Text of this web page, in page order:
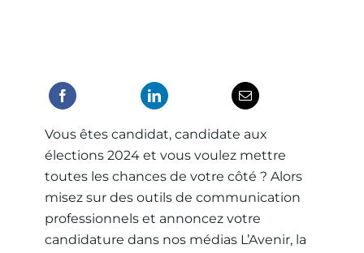
Vous êtes candidat, candidate aux
élections 2024 et vous voulez mettre
toutes les chances de votre côté ? Alors
misez sur des outils de communication
professionnels et annoncez votre
candidature dans nos médias L’Avenir, la